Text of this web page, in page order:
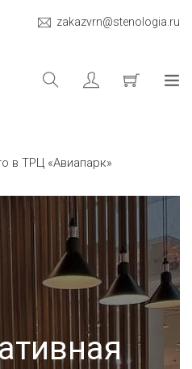
zakazvrn@stenologia.ru
в ТРЦ «Авиапарк»